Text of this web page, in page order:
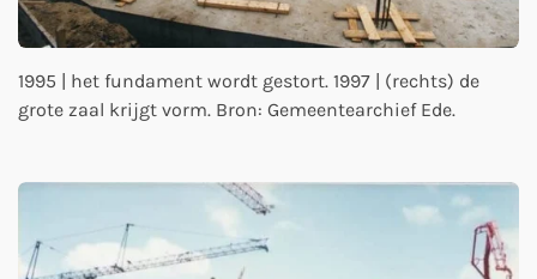
1995 | het fundament wordt gestort. 1997 | (rechts) de
grote zaal krijgt vorm. Bron: Gemeentearchief Ede.